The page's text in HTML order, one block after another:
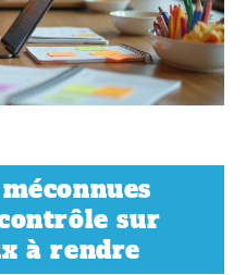
sur
à rendre